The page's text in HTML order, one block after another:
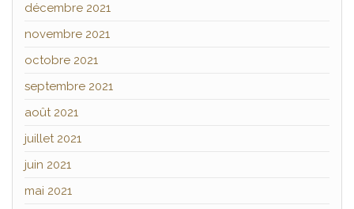
décembre 2021
novembre 2021
octobre 2021
septembre 2021
août 2021
juillet 2021
juin 2021
mai 2021